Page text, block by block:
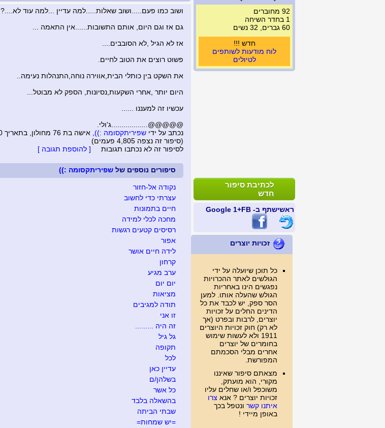
92 מחוברים
1 בחדר השיחה
60 גברים, 32 נשים
חדש !!!
לוח מודעות לשותפים
לטיולים
לכתיבת סיפור
חדש
ראשישתף ב- FB +1 Google
זכויות יוצרים
כל תוכן שיועלה על ידי
הגולשים לאתר ההכרויות
נפגשים הינו באחריות
הגולש שהעלה אותו. למען
הסר ספק, יש לכבד את כל
הדינים החלים על זכויות
יוצרים, לרבות ובפרט (אך
לא רק) חוק זכויות היוצרים
1911 ולא לעשות שימוש
בחומרים של יוצרים
אחרים מבלי הסכמתם
המפורשת.
מצאתם סיפור שאיננו
מקורי, הוא מועתק,
משוכפל ו/או שחלים עליו
זכויות יוצרים ? אנא צרו
איתנו קשר ונטפל בכך
באופן מיידי !
ושוב כמו פעם.....ושוב שאלות.....למה עדיין ...למה עוד לא....?
גם אז וגם היום, אותם התשובות......אין התאמה ...
אז לא הגיל ,לא הסובבים....
פשוט רוצים את הטוב לחיים.
את השקט בין כותלי הבית,אווירה נוחה,התנהלות נעימה..
היום יותר ,אחרי השקעות,נסיונות, הספק לא מבוטל...
עכשיו זה למעננו ......
@@@@@..................ג'ולי.
נכתב על ידי שפיריתקסומה :)) , אישה בת 76 מחולון, בתאריך 23/09/2010
(סיפור זה נצפה 4,805 פעמים)
לסיפור זה לא נכתבו תגובות [ להוספת תגובה ]
סיפורים נוספים של שפיריתקסומה :))
נקודה אל-חזור
עצרתי כדי לחשוב
חיים בתמונות
מחכה לכלי למידה
רסיסים קטעים רגשות
אפור
לידה חיים אושר
קרחון
ערב מגיע
יום יום
מציאות
תודה למגיבים
זו אני
זה היה .........
גל גיל
תקופה
לכל
עדיין כאן
בשלהן/ם
כל אשר
בהשאלה בלבד
שבתי הביתה
=יש שמחות=